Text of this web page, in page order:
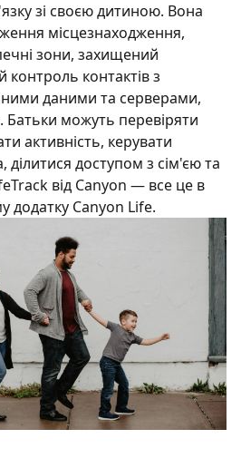
зі своєю дитиною. Вона
місцезнаходження,
зони, захищений
контроль контактів з
даними та серверами,
можуть перевіряти
активність, керувати
доступом з сім'єю та
від Canyon — все це в
додатку Canyon Life.